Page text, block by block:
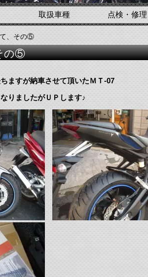
取扱車種 点検・修理
、その⑤
の⑤
ますが納車させて頂いたＭＴ-07
りましたがＵＰします♪